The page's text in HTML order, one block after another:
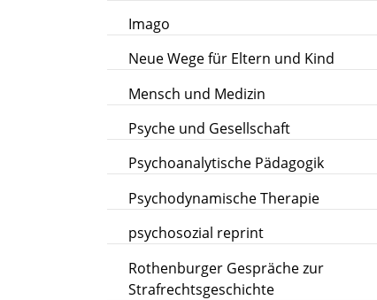
Imago
Neue Wege für Eltern und Kind
Mensch und Medizin
Psyche und Gesellschaft
Psychoanalytische Pädagogik
Psychodynamische Therapie
psychosozial reprint
Rothenburger Gespräche zur
Strafrechtsgeschichte